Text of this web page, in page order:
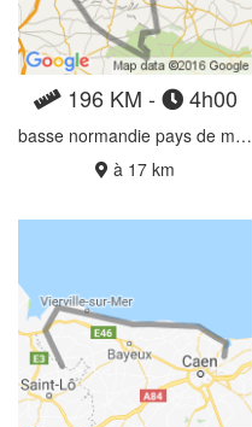
196 KM - 4h00
basse normandie pays de mortain
à 17 km